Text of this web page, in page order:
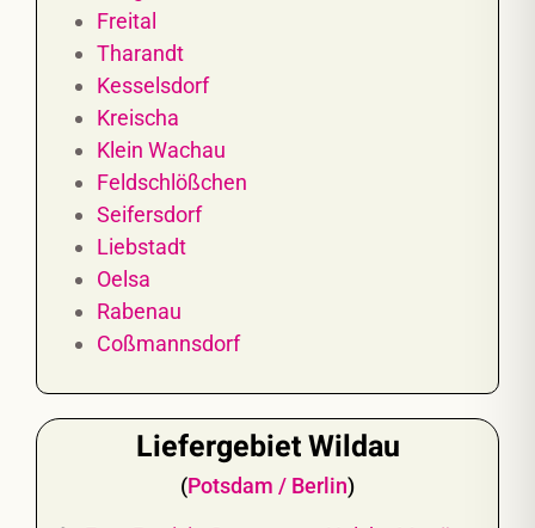
Freital
Tharandt
Kesselsdorf
Kreischa
Klein Wachau
Feldschlößchen
Seifersdorf
Liebstadt
Oelsa
Rabenau
Coßmannsdorf
Liefergebiet Wildau
(Potsdam / Berlin)